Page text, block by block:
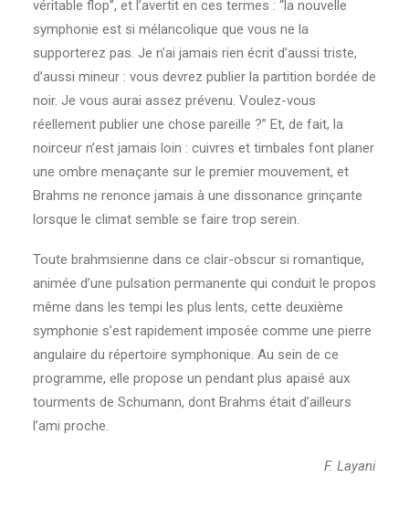
véritable flop”, et l’avertit en ces termes : “la nouvelle
symphonie est si mélancolique que vous ne la
supporterez pas. Je n’ai jamais rien écrit d’aussi triste,
d’aussi mineur : vous devrez publier la partition bordée de
noir. Je vous aurai assez prévenu. Voulez-vous
réellement publier une chose pareille ?” Et, de fait, la
noirceur n’est jamais loin : cuivres et timbales font planer
une ombre menaçante sur le premier mouvement, et
Brahms ne renonce jamais à une dissonance grinçante
lorsque le climat semble se faire trop serein.
Toute brahmsienne dans ce clair-obscur si romantique,
animée d’une pulsation permanente qui conduit le propos
même dans les tempi les plus lents, cette deuxième
symphonie s’est rapidement imposée comme une pierre
angulaire du répertoire symphonique. Au sein de ce
programme, elle propose un pendant plus apaisé aux
tourments de Schumann, dont Brahms était d’ailleurs
l’ami proche.
F. Layani